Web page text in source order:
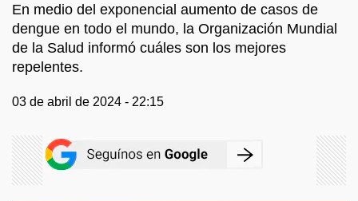
En medio del exponencial aumento de casos de
dengue en todo el mundo, la Organización Mundial
de la Salud informó cuáles son los mejores
repelentes.
03 de abril de 2024 - 22:15